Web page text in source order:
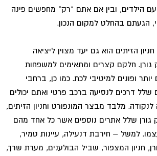
עם הילדים, ובין אם אתם "רק" מחפשים פינה
הגעתם בהחלט למקום הנכון.
הזיתים הוא גם יעד מצוין ליציאה
גורן. חלקם קצרים ומתאימים למשפחות
יותר ופונים למיטיבי לכת. כמו כן, ברחבי
דרכים לנסיעה ברכב פרטי ואתם יכולים
מלבד מבצר המונפורט וחניון הזיתים,
גורן שלל אתרים נוספים אשר כל אחד מהם
למשל – חירבת דנעילה, עיינות טמיר,
חניון המצפור, שביל הבולענים, מערת שרך,